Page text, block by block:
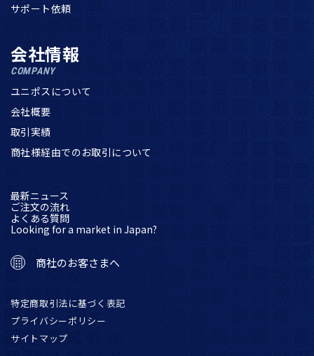
サポート依頼
会社情報
COMPANY
ユニポスについて
会社概要
取引実績
商社様経由でのお取引について
最新ニュース
ご注文の流れ
よくある質問
Looking for a market in Japan?
商社のお客さまへ
特定商取引法に基づく表記
プライバシーポリシー
サイトマップ